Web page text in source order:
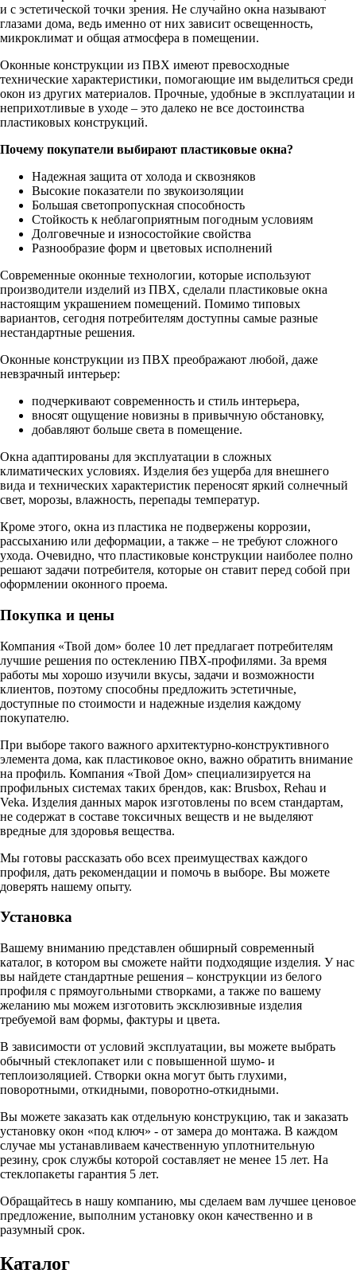
и с эстетической точки зрения. Не случайно окна называют
глазами дома, ведь именно от них зависит освещенность,
микроклимат и общая атмосфера в помещении.
Оконные конструкции из ПВХ имеют превосходные
технические характеристики, помогающие им выделиться среди
окон из других материалов. Прочные, удобные в эксплуатации и
неприхотливые в уходе – это далеко не все достоинства
пластиковых конструкций.
Почему покупатели выбирают пластиковые окна?
Надежная защита от холода и сквозняков
Высокие показатели по звукоизоляции
Большая светопропускная способность
Стойкость к неблагоприятным погодным условиям
Долговечные и износостойкие свойства
Разнообразие форм и цветовых исполнений
Современные оконные технологии, которые используют
производители изделий из ПВХ, сделали пластиковые окна
настоящим украшением помещений. Помимо типовых
вариантов, сегодня потребителям доступны самые разные
нестандартные решения.
Оконные конструкции из ПВХ преображают любой, даже
невзрачный интерьер:
подчеркивают современность и стиль интерьера,
вносят ощущение новизны в привычную обстановку,
добавляют больше света в помещение.
Окна адаптированы для эксплуатации в сложных
климатических условиях. Изделия без ущерба для внешнего
вида и технических характеристик переносят яркий солнечный
свет, морозы, влажность, перепады температур.
Кроме этого, окна из пластика не подвержены коррозии,
рассыханию или деформации, а также – не требуют сложного
ухода. Очевидно, что пластиковые конструкции наиболее полно
решают задачи потребителя, которые он ставит перед собой при
оформлении оконного проема.
Покупка и цены
Компания «Твой дом» более 10 лет предлагает потребителям
лучшие решения по остеклению ПВХ-профилями. За время
работы мы хорошо изучили вкусы, задачи и возможности
клиентов, поэтому способны предложить эстетичные,
доступные по стоимости и надежные изделия каждому
покупателю.
При выборе такого важного архитектурно-конструктивного
элемента дома, как пластиковое окно, важно обратить внимание
на профиль. Компания «Твой Дом» специализируется на
профильных системах таких брендов, как: Brusbox, Rehau и
Veka. Изделия данных марок изготовлены по всем стандартам,
не содержат в составе токсичных веществ и не выделяют
вредные для здоровья вещества.
Мы готовы рассказать обо всех преимуществах каждого
профиля, дать рекомендации и помочь в выборе. Вы можете
доверять нашему опыту.
Установка
Вашему вниманию представлен обширный современный
каталог, в котором вы сможете найти подходящие изделия. У нас
вы найдете стандартные решения – конструкции из белого
профиля с прямоугольными створками, а также по вашему
желанию мы можем изготовить эксклюзивные изделия
требуемой вам формы, фактуры и цвета.
В зависимости от условий эксплуатации, вы можете выбрать
обычный стеклопакет или с повышенной шумо- и
теплоизоляцией. Створки окна могут быть глухими,
поворотными, откидными, поворотно-откидными.
Вы можете заказать как отдельную конструкцию, так и заказать
установку окон «под ключ» - от замера до монтажа. В каждом
случае мы устанавливаем качественную уплотнительную
резину, срок службы которой составляет не менее 15 лет. На
стеклопакеты гарантия 5 лет.
Обращайтесь в нашу компанию, мы сделаем вам лучшее ценовое
предложение, выполним установку окон качественно и в
разумный срок.
Каталог